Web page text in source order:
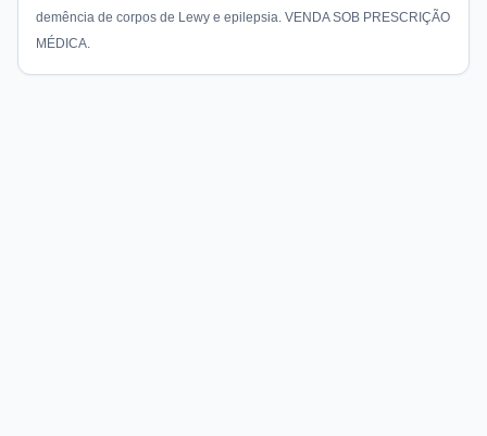
demência de corpos de Lewy e epilepsia. VENDA SOB PRESCRIÇÃO
MÉDICA.